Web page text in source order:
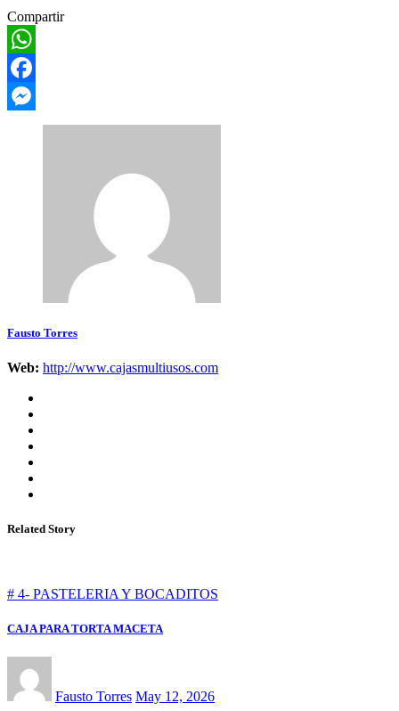
Compartir
WhatsApp
Facebook
Messenger
Fausto Torres
Web: http://www.cajasmultiusos.com
Related Story
# 4- PASTELERIA Y BOCADITOS
CAJA PARA TORTA MACETA
Fausto Torres May 12, 2026